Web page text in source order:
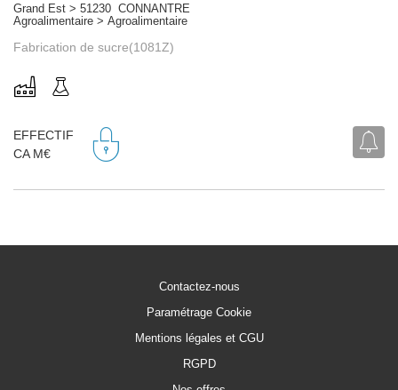
Grand Est > 51230 CONNANTRE
Agroalimentaire > Agroalimentaire
Fabrication de sucre(1081Z)
EFFECTIF
CA M€
Contactez-nous
Paramétrage Cookie
Mentions légales et CGU
RGPD